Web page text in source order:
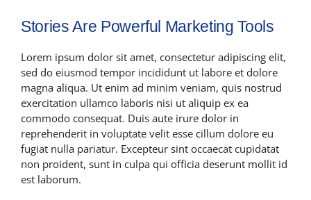
Stories Are Powerful Marketing Tools
Lorem ipsum dolor sit amet, consectetur adipiscing elit,
sed do eiusmod tempor incididunt ut labore et dolore
magna aliqua. Ut enim ad minim veniam, quis nostrud
exercitation ullamco laboris nisi ut aliquip ex ea
commodo consequat. Duis aute irure dolor in
reprehenderit in voluptate velit esse cillum dolore eu
fugiat nulla pariatur. Excepteur sint occaecat cupidatat
non proident, sunt in culpa qui officia deserunt mollit id
est laborum.